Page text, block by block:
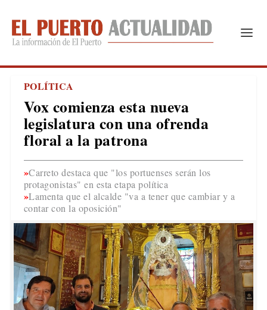
POLÍTICA
Vox comienza esta nueva
legislatura con una ofrenda
floral a la patrona
Carreto destaca que "los portuenses serán los
protagonistas" en esta etapa política
Lamenta que el alcalde "va a tener que cambiar y a
contar con la oposición"